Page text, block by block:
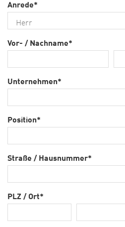
Anrede*
Vor- / Nachname*
Unternehmen*
Position*
Straße / Hausnummer*
PLZ / Ort*